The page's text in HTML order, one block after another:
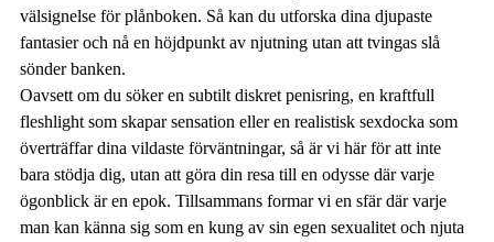
välsignelse för plånboken. Så kan du utforska dina djupaste
fantasier och nå en höjdpunkt av njutning utan att tvingas slå
sönder banken.
Oavsett om du söker en subtilt diskret penisring, en kraftfull
fleshlight som skapar sensation eller en realistisk sexdocka som
överträffar dina vildaste förväntningar, så är vi här för att inte
bara stödja dig, utan att göra din resa till en odysse där varje
ögonblick är en epok. Tillsammans formar vi en sfär där varje
man kan känna sig som en kung av sin egen sexualitet och njuta